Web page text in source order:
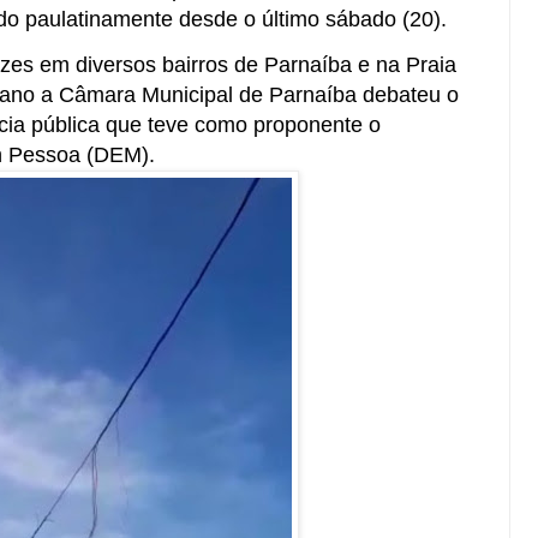
paulatinamente desde o último sábado (20).
em diversos bairros de Parnaíba e na Praia
a Câmara Municipal de Parnaíba debateu o
pública que teve como proponente o
Pessoa (DEM).